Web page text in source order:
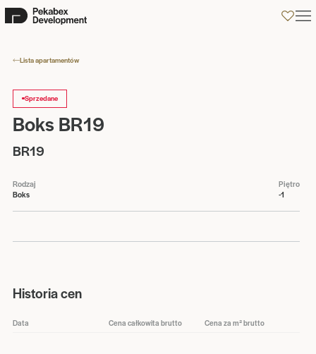
0
Lista apartamentów
Sprzedane
Boks BR19
BR19
Rodzaj
Boks
Piętro
-1
Historia cen
Data Cena całkowita brutto Cena za m² brutto